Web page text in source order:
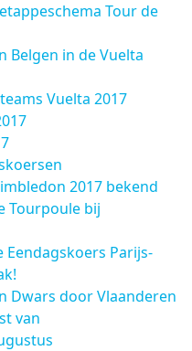
Tour de
Belgen in de Vuelta
Vuelta 2017
2017 bekend
Tourpoule bij
Eendagskoers Parijs-
Dwars door Vlaanderen
van